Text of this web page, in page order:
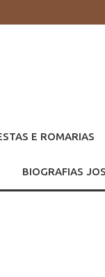
E ROMARIAS
BIOGRAFIAS